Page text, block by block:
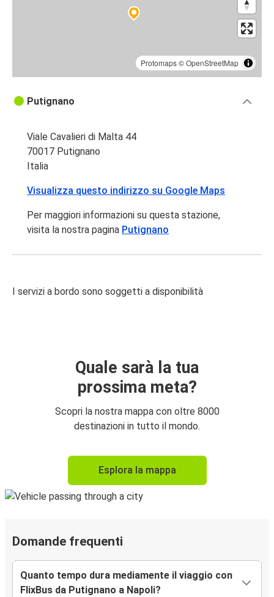
Protomaps©OpenStreetMap
Putignano
Viale Cavalieri di Malta 44
70017 Putignano
Italia
Visualizza questo indirizzo su Google Maps
Per maggiori informazioni su questa stazione,
visita la nostra pagina Putignano
I servizi a bordo sono soggetti a disponibilità
Quale sarà la tua
prossima meta?
Scopri la nostra mappa con oltre 8000
destinazioni in tutto il mondo.
Esplora la mappa
Domande frequenti
Quanto tempo dura mediamente il viaggio con
FlixBus da Putignano a Napoli?